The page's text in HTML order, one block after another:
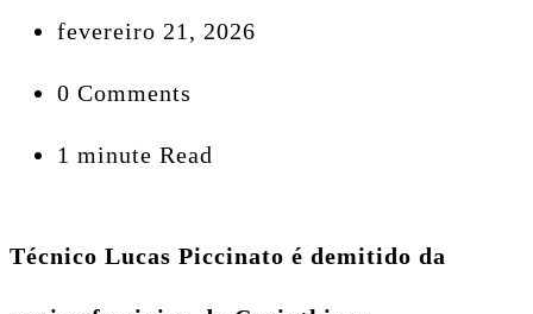
fevereiro 21, 2026
0 Comments
1 minute Read
Técnico Lucas Piccinato é demitido da